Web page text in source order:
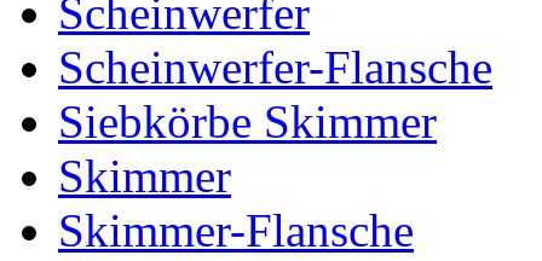
Scheinwerfer
Scheinwerfer-Flansche
Siebkörbe Skimmer
Skimmer
Skimmer-Flansche